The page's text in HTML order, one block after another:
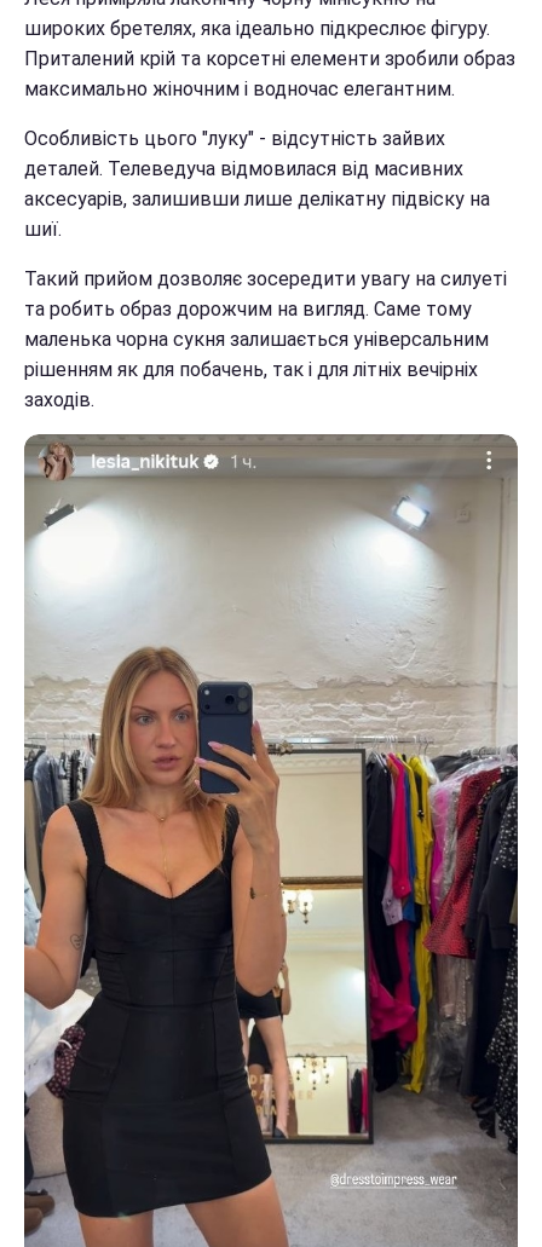
широких бретелях, яка ідеально підкреслює фігуру.
Приталений крій та корсетні елементи зробили образ
максимально жіночним і водночас елегантним.
Особливість цього "луку" - відсутність зайвих
деталей. Телеведуча відмовилася від масивних
аксесуарів, залишивши лише делікатну підвіску на
шиї.
Такий прийом дозволяє зосередити увагу на силуеті
та робить образ дорожчим на вигляд. Саме тому
маленька чорна сукня залишається універсальним
рішенням як для побачень, так і для літніх вечірніх
заходів.